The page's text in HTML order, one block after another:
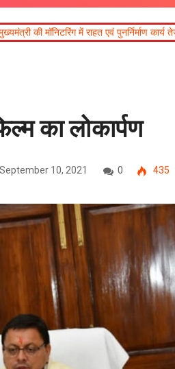
कार्य तेज, मालदेवता में आवागमन सुरक्षित
का लोकार्पण
10, 2021 0 435